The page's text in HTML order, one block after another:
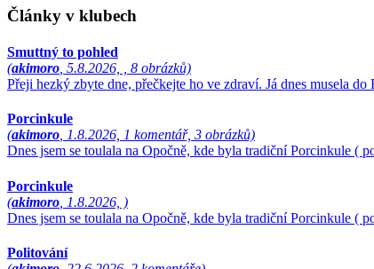
Články v klubech
Smuttný to pohled
(akimoro , 5.8.2026, , 8 obrázků)
Přeji hezký zbyte dne, přečkejte ho ve zdraví. Já dnes musela
Porcinkule
(akimoro , 1.8.2026, 1 komentář, 3 obrázků)
Dnes jsem se toulala na Opočně, kde byla tradiční Porcinkule
Porcinkule
(akimoro , 1.8.2026, )
Dnes jsem se toulala na Opočně, kde byla tradiční Porcinkule
Politování